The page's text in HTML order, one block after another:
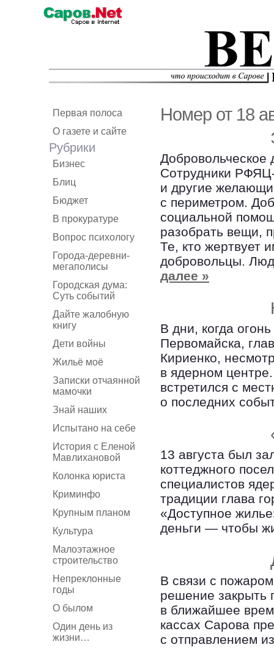
Первая полоса
О газете и сайте
Рубрики
Бизнес
Блиц
Бюджет
В прокуратуре
Вопрос психологу
Города-деревни-
мегаполисы
Городская дума:
Суть событий
Дайте жалобную
книгу
Дети войны
Жильё моё
Записки отчаянной
мамочки
Знай наших
Испытано на себе
История с Еленой
Мавлихановой
Колонка юриста
Криминфо
Крупным планом
Культура
Малоэтажное
строительство
Непреклонные
годы
О былом
Один день из
жизни…
Номер от 18
Добровольческое
Сотрудники
и другие
с периметром.
социальной
разобрать вещи,
Те, кто жертвует
добровольцы.
далее »
В дни, когда
Первомайска,
Кириенко,
в ядерном
встретился с
о последних
13 августа был
коттеджного
специалистов
традиции глава
«Доступное
деньги — чтобы
В связи с
решение закрыть
в ближайшее
кассах Сарова
с отправлением